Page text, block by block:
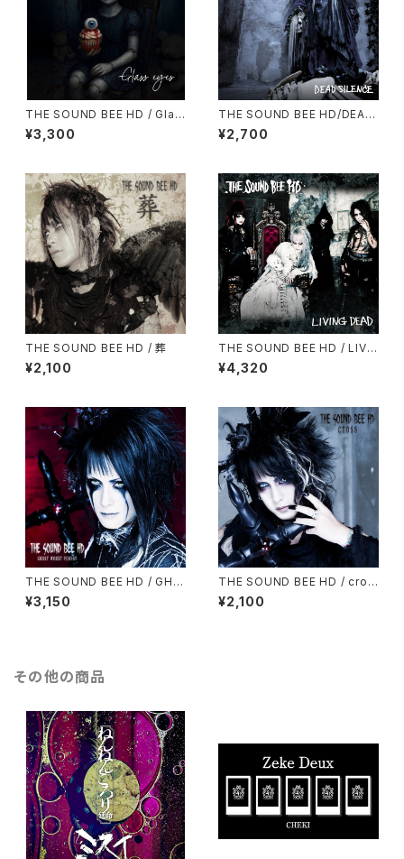
THE SOUND BEE HD / Glas
s eyes
¥3,300
THE SOUND BEE HD/DEAD
SILENCE(予約受付中！)
¥2,700
THE SOUND BEE HD / 葬
¥2,100
THE SOUND BEE HD / LIVI
NG DEAD (予約受付中！)
¥4,320
THE SOUND BEE HD / GHO
ST WORST FOREST
¥3,150
THE SOUND BEE HD / cros
s
¥2,100
その他の商品